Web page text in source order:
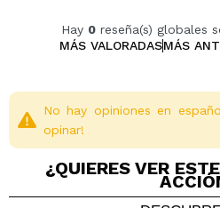
Hay 0 reseña(s) globales
MÁS VALORADASMÁS
No hay opiniones en
opinar!
¿QUIERES VER